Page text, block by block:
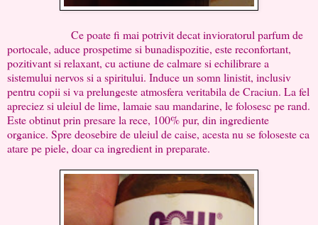
Ce poate fi mai potrivit decat invioratorul parfum de
portocale, aduce prospetime si bunadispozitie, este reconfortant,
pozitivant si relaxant, cu actiune de calmare si echilibrare a
sistemului nervos si a spiritului. Induce un somn linistit, inclusiv
pentru copii si va prelungeste atmosfera veritabila de Craciun. La fel
apreciez si uleiul de lime, lamaie sau mandarine, le folosesc pe rand.
Este obtinut prin presare la rece, 100% pur, din ingrediente
organice. Spre deosebire de uleiul de caise, acesta nu se foloseste ca
atare pe piele, doar ca ingredient in preparate.